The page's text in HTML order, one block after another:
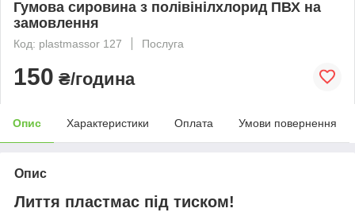
Гумова сировина з полівінілхлорид ПВХ на
замовлення
Код: plastmassor 127 Послуга
150 ₴/година
Опис Характеристики Оплата Умови повернення
Опис
Лиття пластмас під тиском!